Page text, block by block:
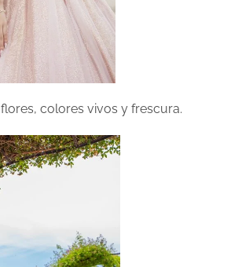
flores, colores vivos y frescura.